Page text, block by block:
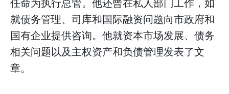
就债务管理、司库和国际融资问题向市政府和
国有企业提供咨询。他就资本市场发展、债务
相关问题以及主权资产和负债管理发表了文
章。